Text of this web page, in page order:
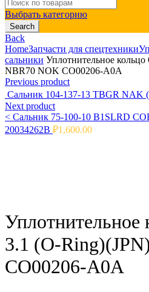
for:
Выбрать категорию
Search
Back
HomeЗапчасти для спецтехники
сальники Уплотнительное
NBR70 NOK CO00206-A0A
Previous product
Сальник 104-137-13 TBGR NAK
Next product
< Сальник 75-100-10 B1SLRD
20034262B ₽1,600.00
Уплотнительное
3.1 (O-
CO00206-A0A